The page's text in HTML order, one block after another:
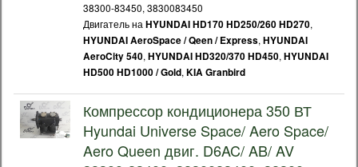
38300-83450, 3830083450
Двигатель на HYUNDAI HD170 HD250/260 HD270,
HYUNDAI AeroSpace / Qeen / Express, HYUNDAI
AeroCity 540, HYUNDAI HD320/370 HD450, HYUNDAI
HD500 HD1000 / Gold, KIA Granbird
Компрессор кондиционера 350 ВТ
Hyundai Universe Space/ Aero Space/
Aero Queen двиг. D6AC/ AB/ AV